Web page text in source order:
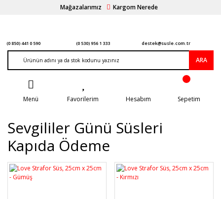
Mağazalarımız Kargom Nerede
(0 850) 441 0 590 (0 530) 956 1 333 destek@susle.com.tr
ARA
Menü Favorilerim Hesabım Sepetim
Sevgililer Günü Süsleri
Kapıda Ödeme